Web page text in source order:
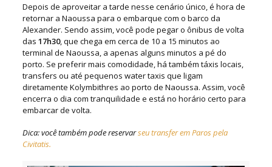
Depois de aproveitar a tarde nesse cenário único, é hora de
retornar a Naoussa para o embarque com o barco da
Alexander. Sendo assim, você pode pegar o ônibus de volta
das 17h30, que chega em cerca de 10 a 15 minutos ao
terminal de Naoussa, a apenas alguns minutos a pé do
porto. Se preferir mais comodidade, há também táxis locais,
transfers ou até pequenos water taxis que ligam
diretamente Kolymbithres ao porto de Naoussa. Assim, você
encerra o dia com tranquilidade e está no horário certo para
embarcar de volta.
Dica: você também pode reservarseu transfer em Paros pela
Civitatis.